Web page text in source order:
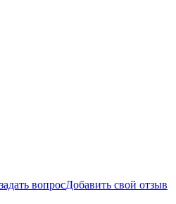
вопросДобавить свой отзыв